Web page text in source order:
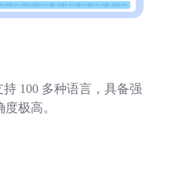
100 多种语言，具备强
极高。